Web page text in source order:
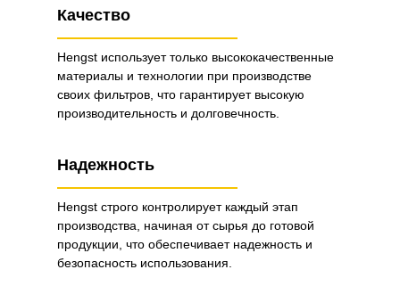
Качество
Надежность
Hengst использует только высококачественные
материалы и технологии при производстве
своих фильтров, что гарантирует высокую
производительность и долговечность.
Hengst строго контролирует каждый этап
производства, начиная от сырья до готовой
продукции, что обеспечивает надежность и
безопасность использования.